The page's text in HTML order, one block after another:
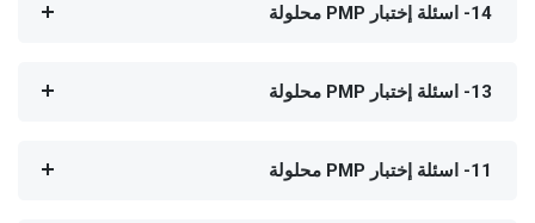
14- اسئلة إختبار PMP محلولة
13- اسئلة إختبار PMP محلولة
11- اسئلة إختبار PMP محلولة